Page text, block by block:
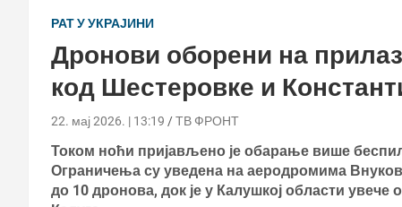
РАТ У УКРАЈИНИ
Дронови оборени на
код Шестеровке и
22. мај 2026. | 13:19 ТВ ФРОНТ
Током ноћи пријављено је обарање више
Ограничења су уведена на аеродромима
до 10 дронова, док је у Калушкој области